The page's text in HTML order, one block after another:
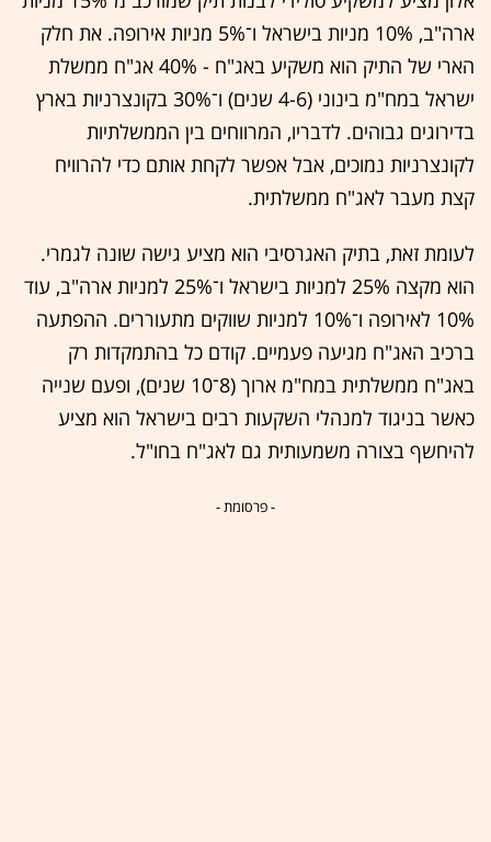
ארה"ב, 10% מניות בישראל ו־5% מניות אירופה. את חלק
הארי של התיק הוא משקיע באג"ח - 40% אג"ח ממשלת
ישראל במח"מ בינוני (4-6 שנים) ו־30% בקונצרניות בארץ
בדירוגים גבוהים. לדבריו, המרווחים בין הממשלתיות
לקונצרניות נמוכים, אבל אפשר לקחת אותם כדי להרוויח
קצת מעבר לאג"ח ממשלתית.
לעומת זאת, בתיק האגרסיבי הוא מציע גישה שונה לגמרי.
הוא מקצה 25% למניות בישראל ו־25% למניות ארה"ב, עוד
10% לאירופה ו־10% למניות שווקים מתעוררים. ההפתעה
ברכיב האג"ח מגיעה פעמיים. קודם כל בהתמקדות רק
באג"ח ממשלתית במח"מ ארוך (8־10 שנים), ופעם שנייה
כאשר בניגוד למנהלי השקעות רבים בישראל הוא מציע
להיחשף בצורה משמעותית גם לאג"ח בחו"ל.
- פרסומת -